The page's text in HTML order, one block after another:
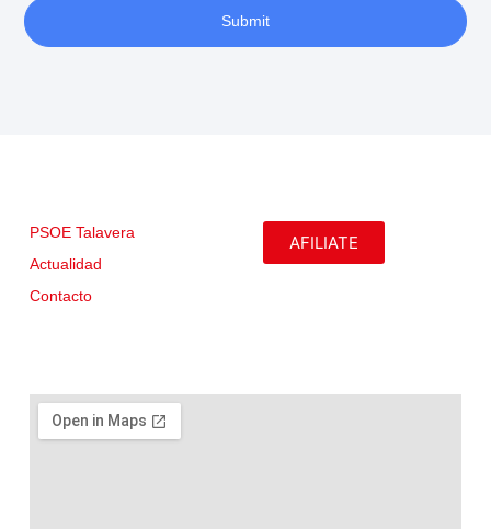
Submit
PSOE Talavera
Actualidad
Contacto
AFILIATE